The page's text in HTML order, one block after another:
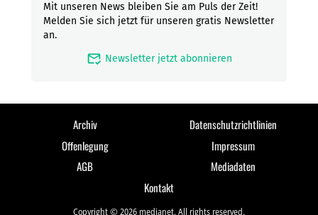
Mit unseren News bleiben Sie am Puls der Zeit!
Melden Sie sich jetzt für unseren gratis Newsletter
an.
mark_email_read Newsletter jetzt abonnieren
Archiv
Datenschutzrichtlinien
Offenlegung
Impressum
AGB
Mediadaten
Kontakt
Copyright © 2026 medianet. All rights reserved.